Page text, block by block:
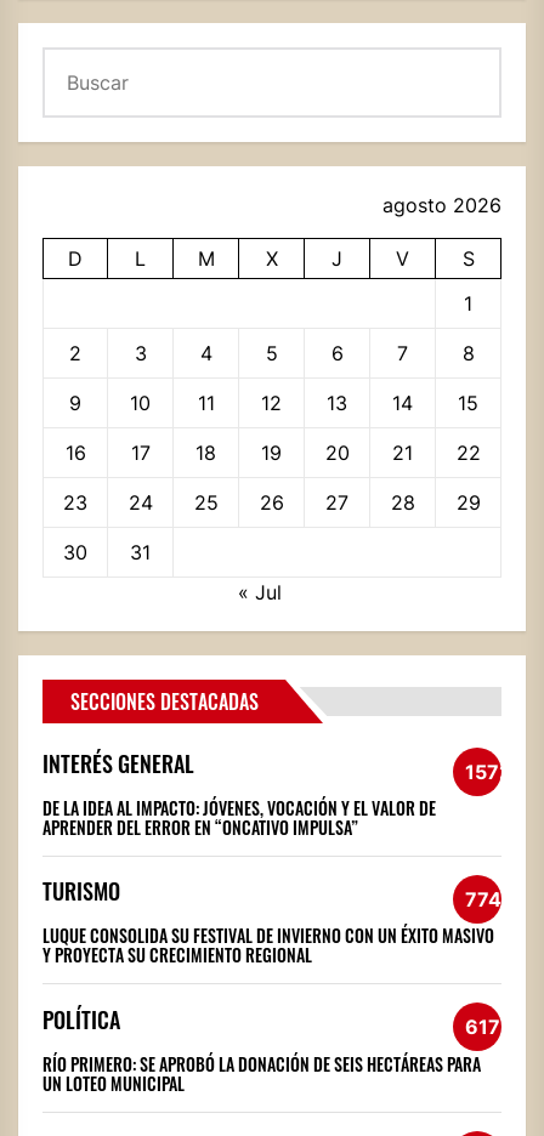
agosto 2026
D L M X J V
S
1
2 3 4 5 6 7 8
9 10 11 12 13 14 15
16 17 18 19 20 21 22
23 24 25 26 27 28 29
30
31
« Jul
SECCIONES DESTACADAS
INTERÉS GENERAL 1572
DE LA IDEA AL IMPACTO: JÓVENES, VOCACIÓN Y EL VALOR DE
APRENDER DEL ERROR EN “ONCATIVO IMPULSA”
TURISMO 774
LUQUE CONSOLIDA SU FESTIVAL DE INVIERNO CON UN ÉXITO MASIVO
Y PROYECTA SU CRECIMIENTO REGIONAL
POLÍTICA 617
RÍO PRIMERO: SE APROBÓ LA DONACIÓN DE SEIS HECTÁREAS PARA
UN LOTEO MUNICIPAL